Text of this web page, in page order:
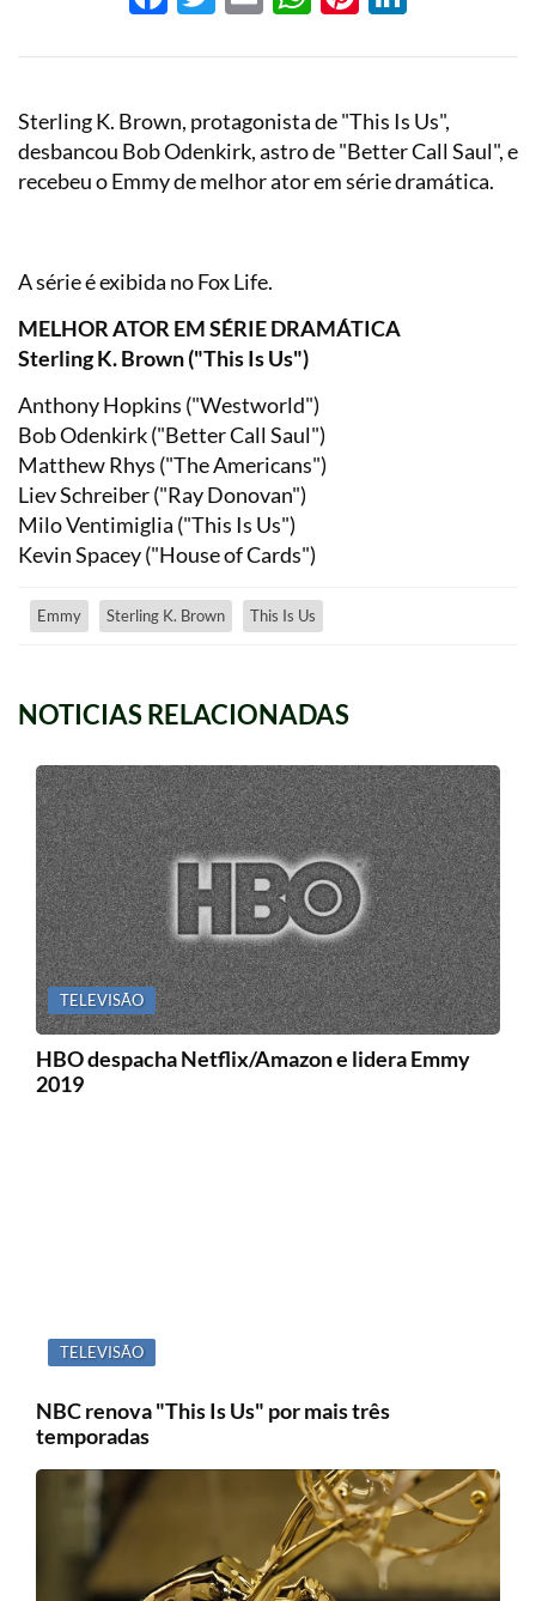
Sterling K. Brown, protagonista de "This Is Us",
desbancou Bob Odenkirk, astro de "Better Call Saul", e
recebeu o Emmy de melhor ator em série dramática.
A série é exibida no Fox Life.
MELHOR ATOR EM SÉRIE DRAMÁTICA
Sterling K. Brown ("This Is Us")
Anthony Hopkins ("Westworld")
Bob Odenkirk ("Better Call Saul")
Matthew Rhys ("The Americans")
Liev Schreiber ("Ray Donovan")
Milo Ventimiglia ("This Is Us")
Kevin Spacey ("House of Cards")
Emmy Sterling K. Brown This Is Us
NOTICIAS RELACIONADAS
TELEVISÃO
HBO despacha Netflix/Amazon e lidera Emmy
2019
TELEVISÃO
NBC renova "This Is Us" por mais três
temporadas